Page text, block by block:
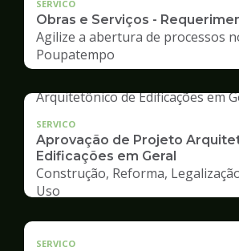
SERVICO
Obras e Serviços -
Agilize a abertura de processos
Poupatempo
SERVICO
Aprovação de Projeto
Edificações em Geral
Construção, Reforma,
Uso
SERVICO